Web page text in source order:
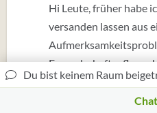
Hi Leute, früher habe
versanden lassen aus
Freundschaftspflege.
darunter auch sehr
Irgendwie schade -
Du bist keinem Raum
Chat